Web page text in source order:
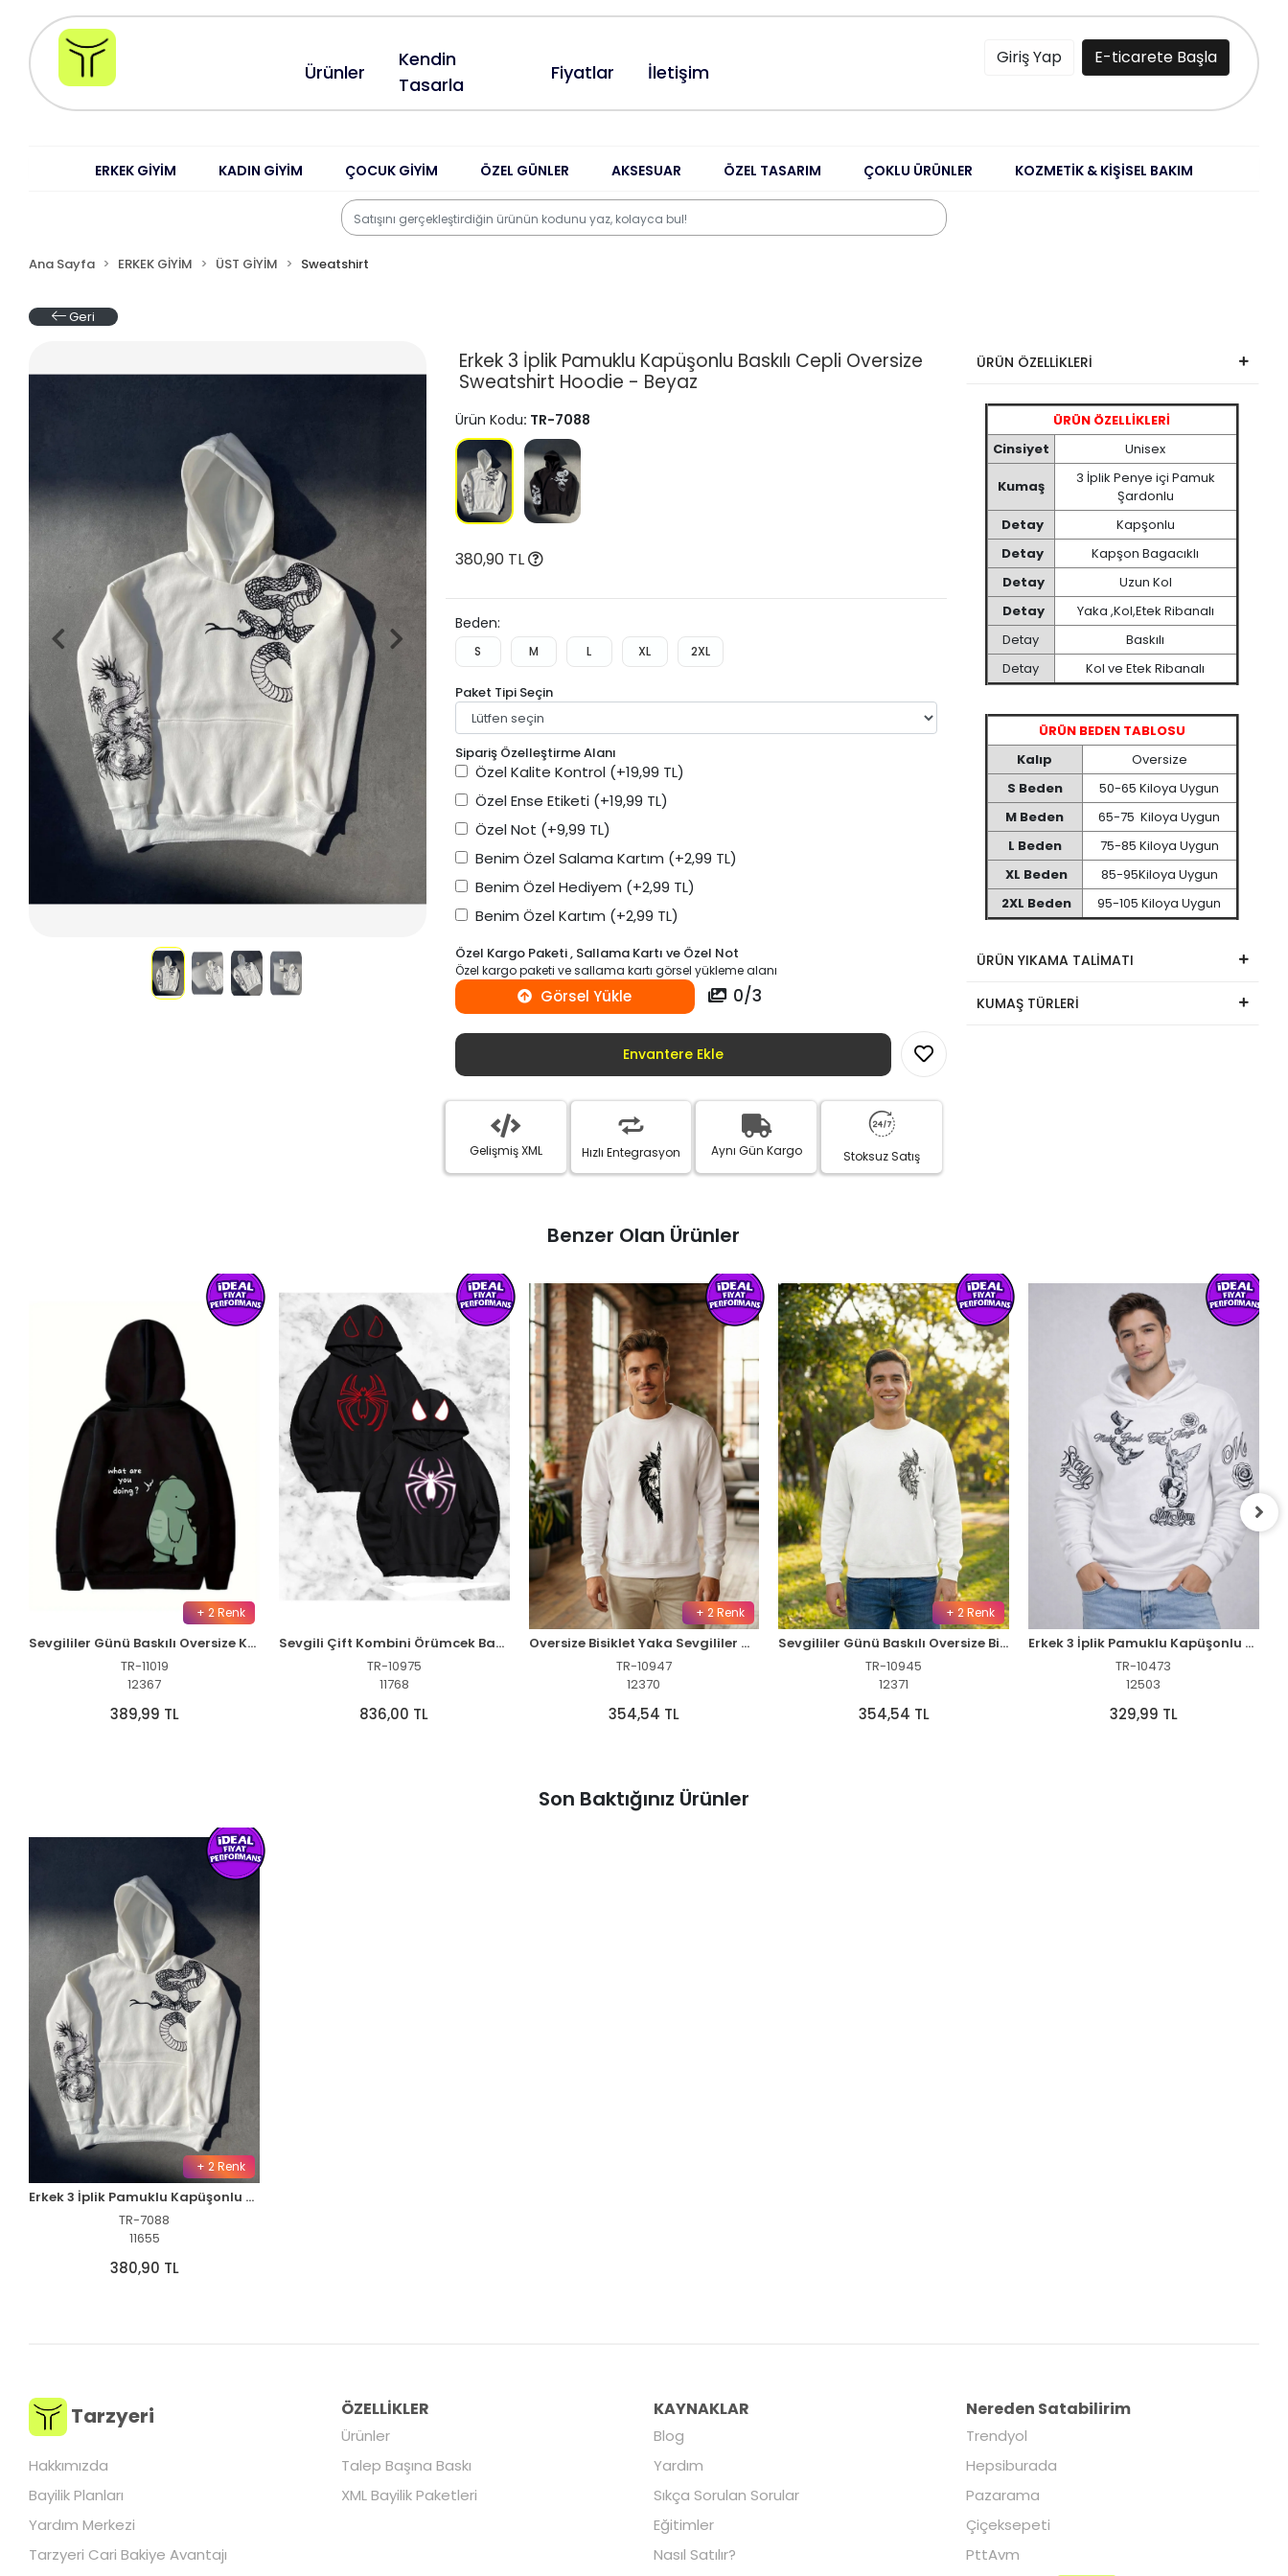
Ürünler
Kendin
Tasarla
Fiyatlar İletişim
Giriş Yap E-ticarete Başla
ERKEK GİYİM KADIN GİYİM ÇOCUK GİYİM ÖZEL GÜNLER AKSESUAR ÖZEL TASARIM ÇOKLU ÜRÜNLER KOZMETİK & KİŞİSEL BAKIM
Ana Sayfa ERKEK GİYİM ÜST GİYİM Sweatshirt
Geri
Erkek 3 İplik Pamuklu Kapüşonlu Baskılı Cepli Oversize
Sweatshirt Hoodie - Beyaz
Ürün Kodu: TR-7088
380,90 TL
Beden:
S M L XL 2XL
Paket Tipi Seçin
Sipariş Özelleştirme Alanı
Özel Kalite Kontrol (+19,99 TL)
Özel Ense Etiketi (+19,99 TL)
Özel Not (+9,99 TL)
Benim Özel Salama Kartım (+2,99 TL)
Benim Özel Hediyem (+2,99 TL)
Benim Özel Kartım (+2,99 TL)
Özel Kargo Paketi , Sallama Kartı ve Özel Not
Özel kargo paketi ve sallama kartı görsel yükleme alanı
Görsel Yükle 0/3
Envantere Ekle
Gelişmiş XML Hızlı Entegrasyon Aynı Gün Kargo Stoksuz Satış
ÜRÜN ÖZELLİKLERİ
ÜRÜN ÖZELLİKLERİ
Cinsiyet
Unisex
Kumaş
3 İplik Penye içi Pamuk
Şardonlu
Detay
Kapşonlu
Detay
Kapşon Bagacıklı
Detay
Uzun Kol
Detay
Yaka ,Kol,Etek Ribanalı
Detay
Baskılı
Detay
Kol ve Etek Ribanalı
ÜRÜN BEDEN TABLOSU
Kalıp
Oversize
S Beden
50-65 Kiloya Uygun
M Beden
65-75 Kiloya Uygun
L Beden
75-85 Kiloya Uygun
XL Beden
85-95Kiloya Uygun
2XL Beden
95-105 Kiloya Uygun
ÜRÜN YIKAMA TALİMATI
KUMAŞ TÜRLERİ
Benzer Olan Ürünler
+ 2 Renk
Sevgililer Günü Baskılı Oversize Kapüşonlu Sweatshirt Hoodie - Siyah
TR-11019
12367
389,99 TL
Sevgili Çift Kombini Örümcek Baskılı Kapüşonlu Sweatshirt Hoodie - Siyah
TR-10975
11768
836,00 TL
+ 2 Renk
Oversize Bisiklet Yaka Sevgililer Günü Baskılı Sweatshirt - Beyaz
TR-10947
12370
354,54 TL
+ 2 Renk
Sevgililer Günü Baskılı Oversize Bisiklet Yaka Sweatshirt - Beyaz
TR-10945
12371
354,54 TL
Erkek 3 İplik Pamuklu Kapüşonlu Baskılı SweatShirt hoodie - Beyaz
TR-10473
12503
329,99 TL
Son Baktığınız Ürünler
+ 2 Renk
Erkek 3 İplik Pamuklu Kapüşonlu Baskılı Cepli Oversize Sweatshirt Hoodie - Beyaz
TR-7088
11655
380,90 TL
Tarzyeri
Hakkımızda
Bayilik Planları
Yardım Merkezi
Tarzyeri Cari Bakiye Avantajı
ÖZELLİKLER
Ürünler
Talep Başına Baskı
XML Bayilik Paketleri
KAYNAKLAR
Blog
Yardım
Sıkça Sorulan Sorular
Eğitimler
Nasıl Satılır?
Nereden Satabilirim
Trendyol
Hepsiburada
Pazarama
Çiçeksepeti
PttAvm